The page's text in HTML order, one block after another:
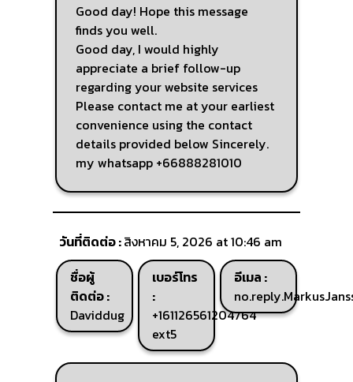
Good day! Hope this message
finds you well.
Good day, I would highly
appreciate a brief follow-up
regarding your website services
Please contact me at your earliest
convenience using the contact
details provided below Sincerely.
my whatsapp +66888281010
วันที่ติดต่อ :สิงหาคม 5, 2026 at 10:46 am
ชื่อผู้
ติดต่อ :
Daviddug
เบอร์โทร
:
+161126561204764
ext5
อีเมล :